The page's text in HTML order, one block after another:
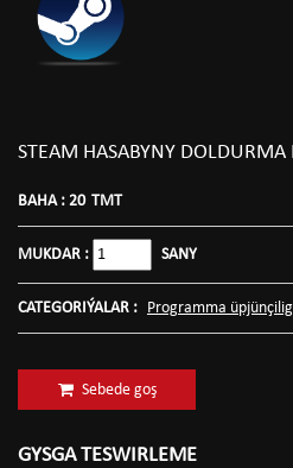
STEAM HASABYNY DOLDURMA
BAHA : 20 TMT
MUKDAR : SANY
CATEGORIÝALAR : Programma
Sebede goş
GYSGA TESWIRLEME